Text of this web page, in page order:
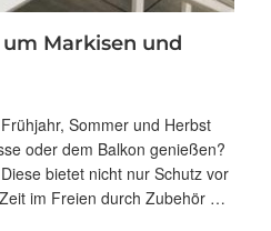
Markisen und
Sommer und Herbst
oder dem Balkon genießen?
bietet nicht nur Schutz vor
im Freien durch Zubehör …